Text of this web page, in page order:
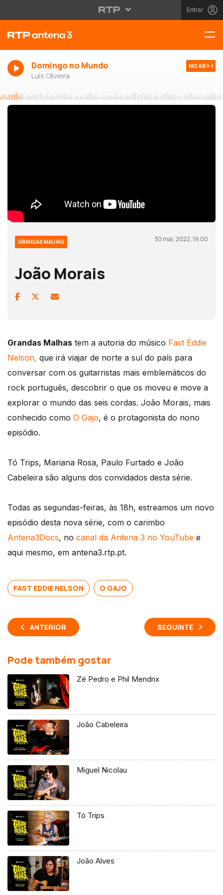
Entrar
Domingo no Mundo
Luís Oliveira
NO AR
GRANDAS MALHAS 30 mai, 2022, 19:00
João Morais
Grandas Malhas tem a autoria do músico Fast Eddie
Nelson, que irá viajar de norte a sul do país para
conversar com os guitarristas mais emblemáticos do
rock português, descobrir o que os moveu e move a
explorar o mundo das seis cordas. João Morais, mais
conhecido como O Gajo, é o protagonista do nono
episódio.
Tó Trips, Mariana Rosa, Paulo Furtado e João
Cabeleira são alguns dos convidados desta série.
Todas as segundas-feiras, às 18h, estreamos um novo
episódio desta nova série, com o carimbo
Antena3Docs, no canal da Antena 3 no YouTube e
aqui mesmo, em antena3.rtp.pt.
FAST EDDIE NELSON O GAJO
ANTERIOR SEGUINTE
Pode também gostar
Zé Pedro e Phil Mendrix
João Cabeleira
Miguel Nicolau
Tó Trips
João Alves